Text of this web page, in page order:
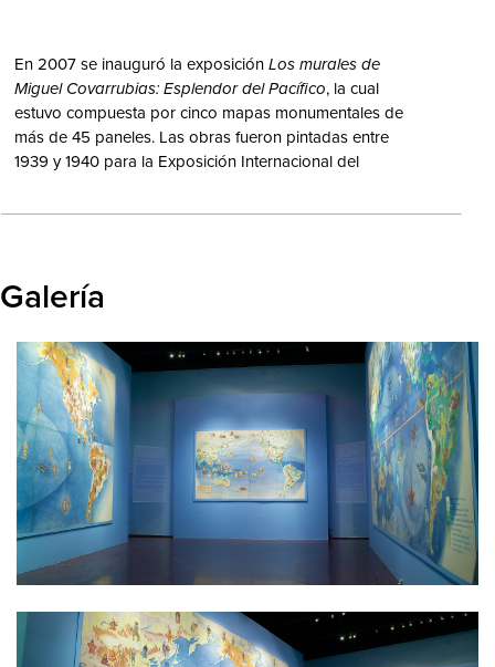
En 2007 se inauguró la exposición Los murales de
Miguel Covarrubias: Esplendor del Pacífico, la cual
estuvo compuesta por cinco mapas monumentales de
más de 45 paneles. Las obras fueron pintadas entre
1939 y 1940 para la Exposición Internacional del
California; en ellas se proyectaban varios aspectos
Galería